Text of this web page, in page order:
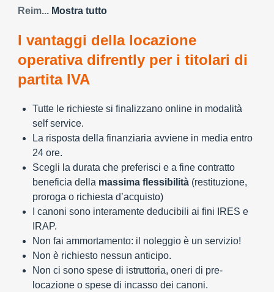
Reim... Mostra tutto
I vantaggi della locazione
operativa difrently per i titolari di
partita IVA
Tutte le richieste si finalizzano online in modalità
self service.
La risposta della finanziaria avviene in media entro
24 ore.
Scegli la durata che preferisci e a fine contratto
beneficia della massima flessibilità (restituzione,
proroga o richiesta d’acquisto)
I canoni sono interamente deducibili ai fini IRES e
IRAP.
Non fai ammortamento: il noleggio è un servizio!
Non è richiesto nessun anticipo.
Non ci sono spese di istruttoria, oneri di pre-
locazione o spese di incasso dei canoni.